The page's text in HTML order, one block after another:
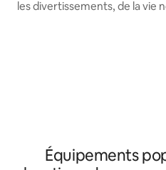
les divertissements, de la vie
Nouvelle climatisation et
Équipements